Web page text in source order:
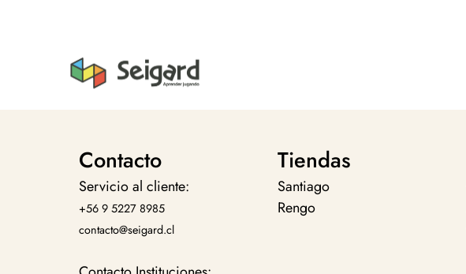
Contacto
Servicio al cliente:
+56 9 5227 8985
contacto@seigard.cl
Tiendas
Santiago
Rengo